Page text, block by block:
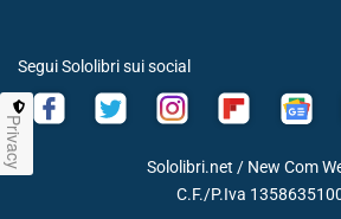
Segui Sololibri sui social
Sololibri.net / New Com
C.F./P.Iva
Privacy